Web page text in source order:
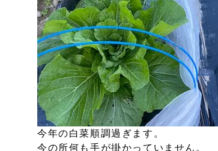
今年の白菜順調過ぎます。
今の所何も手が掛かっていません。